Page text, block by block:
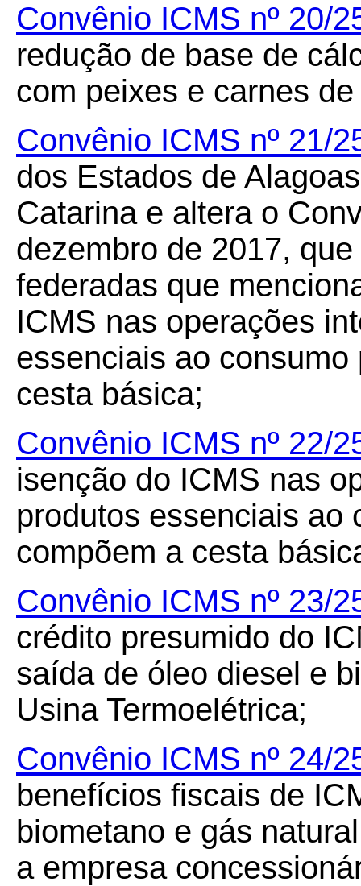
Convênio ICMS nº 20/
redução de base de
com peixes e carnes
Convênio ICMS nº 21/
dos Estados de
Catarina e altera o
dezembro de 2017,
federadas que
ICMS nas operações
essenciais ao
cesta básica;
Convênio ICMS nº 22/
isenção do ICMS nas
produtos essenciais ao
compõem a cesta
Convênio ICMS nº 23/
crédito presumido do
saída de óleo diesel e
Usina Termoelétrica;
Convênio ICMS nº 24/
benefícios fiscais de
biometano e gás
a empresa